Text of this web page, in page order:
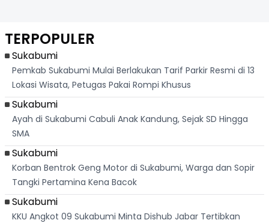
TERPOPULER
Sukabumi
Pemkab Sukabumi Mulai Berlakukan Tarif Parkir Resmi di 13
Lokasi Wisata, Petugas Pakai Rompi Khusus
Sukabumi
Ayah di Sukabumi Cabuli Anak Kandung, Sejak SD Hingga
SMA
Sukabumi
Korban Bentrok Geng Motor di Sukabumi, Warga dan Sopir
Tangki Pertamina Kena Bacok
Sukabumi
KKU Angkot 09 Sukabumi Minta Dishub Jabar Tertibkan